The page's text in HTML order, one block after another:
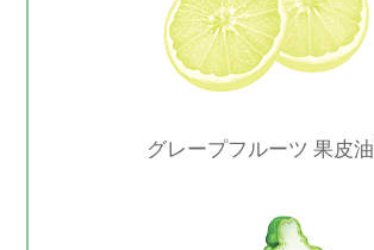
グレープフルーツ 果皮油